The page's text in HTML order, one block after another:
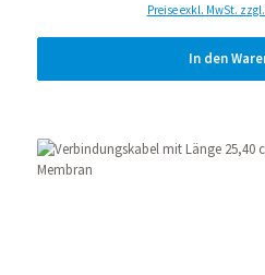
Preise exkl. MwSt.
In den